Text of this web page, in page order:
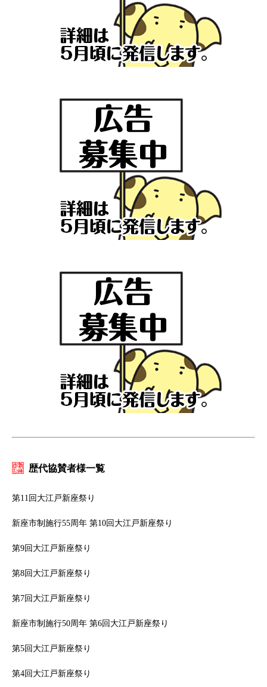
歴代協賛者様一覧
第11回大江戸新座祭り
新座市制施行55周年 第10回大江戸新座祭り
第9回大江戸新座祭り
第8回大江戸新座祭り
第7回大江戸新座祭り
新座市制施行50周年 第6回大江戸新座祭り
第5回大江戸新座祭り
第4回大江戸新座祭り